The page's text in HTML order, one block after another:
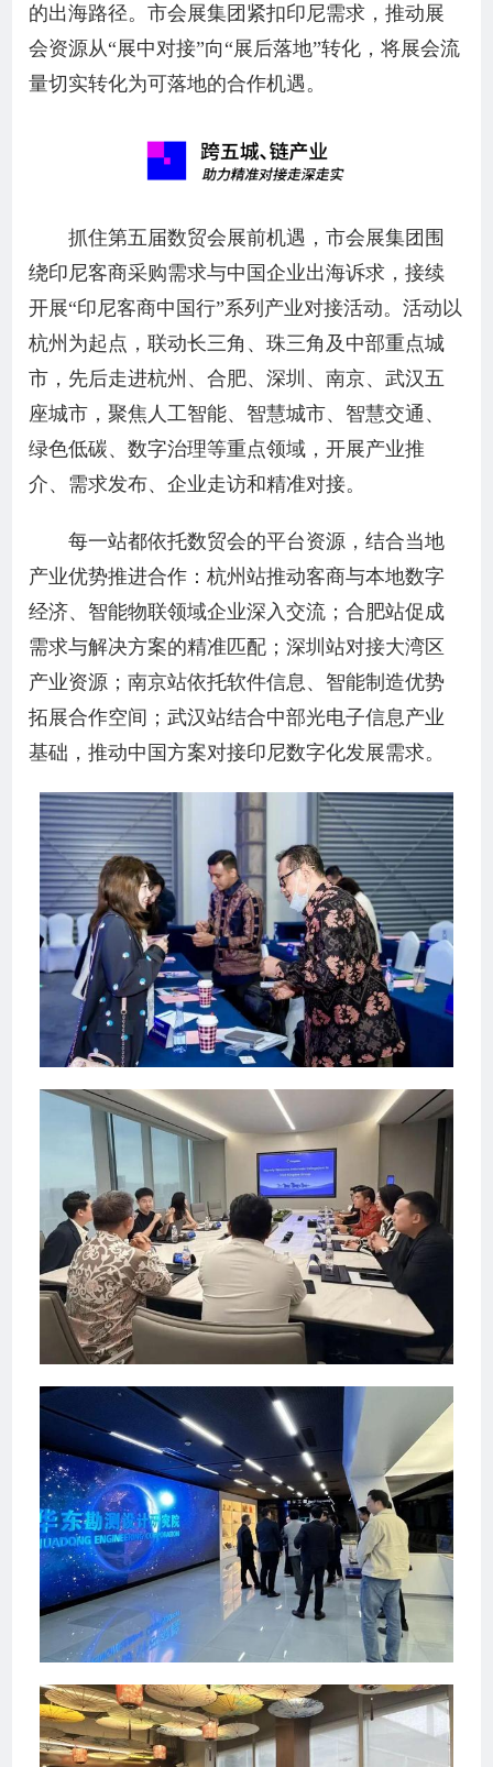
的出海路径。市会展集团紧扣印尼需求，推动展
会资源从“展中对接”向“展后落地”转化，将展会流
量切实转化为可落地的合作机遇。
抓住第五届数贸会展前机遇，市会展集团围
绕印尼客商采购需求与中国企业出海诉求，接续
开展“印尼客商中国行”系列产业对接活动。活动以
杭州为起点，联动长三角、珠三角及中部重点城
市，先后走进杭州、合肥、深圳、南京、武汉五
座城市，聚焦人工智能、智慧城市、智慧交通、
绿色低碳、数字治理等重点领域，开展产业推
介、需求发布、企业走访和精准对接。
每一站都依托数贸会的平台资源，结合当地
产业优势推进合作：杭州站推动客商与本地数字
经济、智能物联领域企业深入交流；合肥站促成
需求与解决方案的精准匹配；深圳站对接大湾区
产业资源；南京站依托软件信息、智能制造优势
拓展合作空间；武汉站结合中部光电子信息产业
基础，推动中国方案对接印尼数字化发展需求。